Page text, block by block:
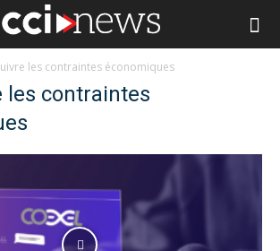
les contraintes économiques
les contraintes